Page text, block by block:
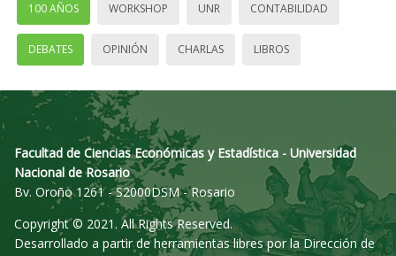
100 AÑOS WORKSHOP UNR CONTABILIDAD
DEBATES OPINIÓN CHARLAS LIBROS
Facultad de Ciencias Económicas y Estadística - Universidad
Nacional de Rosario
Bv. Oroño 1261 - S2000DSM - Rosario
Copyright © 2021. All Rights Reserved.
Desarrollado a partir de herramientas libres por la Dirección de